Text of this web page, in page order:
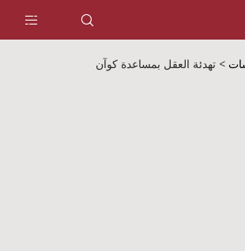
> تهدئة العقل بمساعدة كوآن